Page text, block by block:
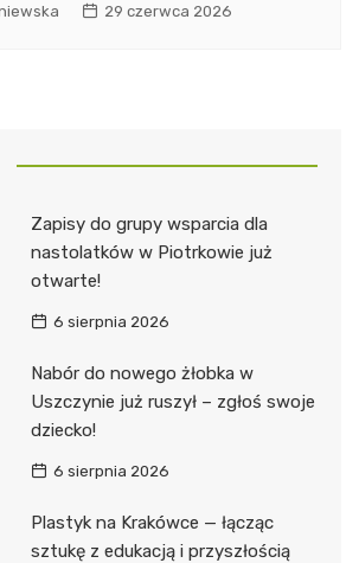
29 czerwca 2026
Zapisy do grupy wsparcia dla
nastolatków w Piotrkowie już
otwarte!
6 sierpnia 2026
Nabór do nowego żłobka w
Uszczynie już ruszył – zgłoś swoje
dziecko!
6 sierpnia 2026
Plastyk na Krakówce — łącząc
sztukę z edukacją i przyszłością